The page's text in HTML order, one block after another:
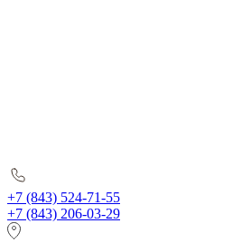
+7 (843) 524-71-55
+7 (843) 206-03-29